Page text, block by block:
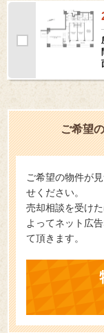
ご希望
ご希望の物件が
せください。
売却相談を受け
よってネット広
て頂きます。